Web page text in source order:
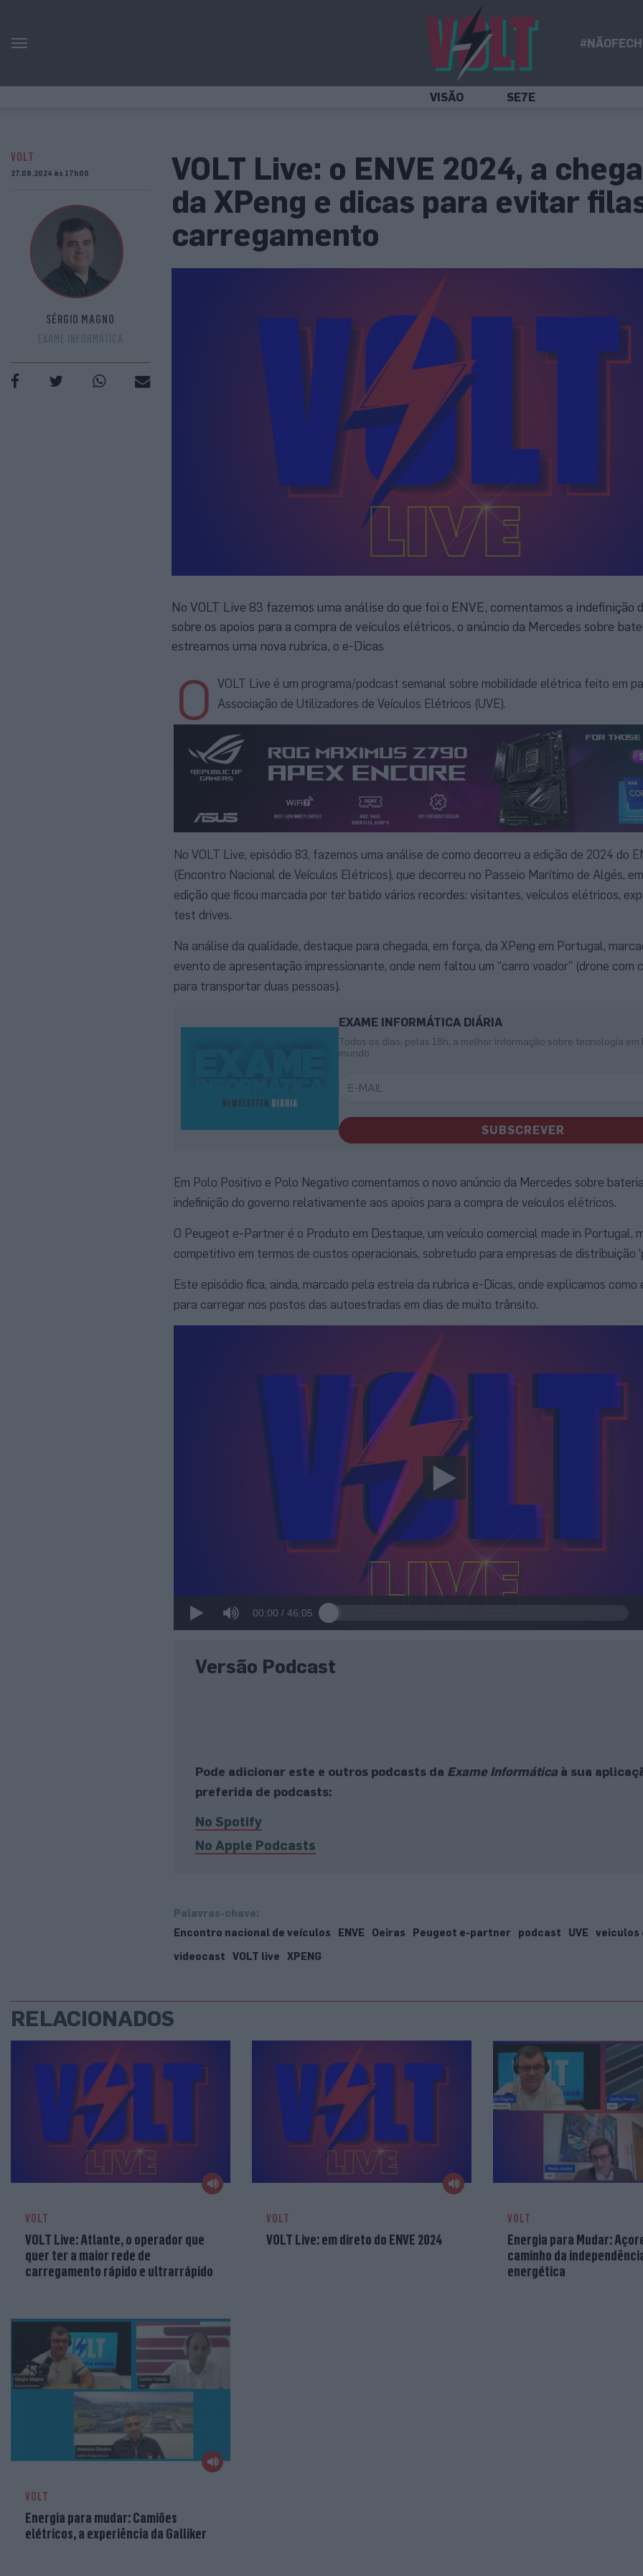
VISÃO SE7E
VOLT
27.09.2024 às 17h00
SÉRGIO MAGNO
EXAME INFORMÁTICA
VOLT Live: o ENVE 2024, a
da XPeng e dicas para evitar
carregamento
No VOLT Live 83 fazemos uma análise do que foi o ENVE, comentamos a indefinição
sobre os apoios para a compra de veículos elétricos, o anúncio da Mercedes sobre
estreamos uma nova rubrica, o e-Dicas
O VOLT Live é um programa/podcast semanal sobre mobilidade elétrica feito em
Associação de Utilizadores de Veículos Elétricos (UVE).
No VOLT Live, episódio 83, fazemos uma análise de como decorreu a edição de 2024 do
(Encontro Nacional de Veículos Elétricos), que decorreu no Passeio Marítimo de Algés,
edição que ficou marcada por ter batido vários recordes: visitantes, veículos elétricos,
test drives.
Na análise da qualidade, destaque para chegada, em força, da XPeng em Portugal,
evento de apresentação impressionante, onde nem faltou um “carro voador” (drone com
para transportar duas pessoas).
EXAME INFORMÁTICA DIÁRIA
Todos os dias, pelas 18h, a melhor informação sobre tecnologia em
mundo
SUBSCREVER
Em Polo Positivo e Polo Negativo comentamos o novo anúncio da Mercedes sobre
indefinição do governo relativamente aos apoios para a compra de veículos elétricos.
O Peugeot e-Partner é o Produto em Destaque, um veículo comercial made in Portugal,
competitivo em termos de custos operacionais, sobretudo para empresas de distribuição
Este episódio fica, ainda, marcado pela estreia da rubrica e-Dicas, onde explicamos
para carregar nos postos das autoestradas em dias de muito trânsito.
00:00 / 46:05
Versão Podcast
Pode adicionar este e outros podcasts da Exame Informáticaà sua
preferida de podcasts:
No Spotify
No Apple Podcasts
Palavras-chave:
Encontro nacional de veículos
ENVE Oeiras Peugeot e-partner podcast UVE
videocast
VOLT live XPENG
RELACIONADOS
VOLT
VOLT Live: Atlante, o operador que
quer ter a maior rede de
carregamento rápido e ultrarrápido
VOLT
VOLT Live: em direto do ENVE 2024
VOLT
Energia para Mudar:
caminho da
energética
VOLT
Energia para mudar: Camiões
elétricos, a experiência da Galliker